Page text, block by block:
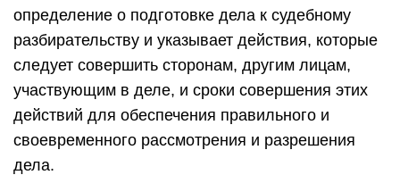
определение о подготовке дела к судебному
разбирательству и указывает действия, которые
следует совершить сторонам, другим лицам,
участвующим в деле, и сроки совершения этих
действий для обеспечения правильного и
своевременного рассмотрения и разрешения
дела.